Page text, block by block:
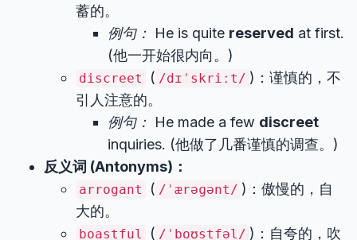
蓄的。
例句： He is quite reserved at first.
(他一开始很内向。)
discreet ( /dɪˈskriːt/ )：谨慎的，不
引人注意的。
例句： He made a few discreet
inquiries. (他做了几番谨慎的调查。)
反义词 (Antonyms)：
arrogant ( /ˈærəɡənt/ )：傲慢的，自
大的。
boastful ( /ˈboʊstfəl/ )：自夸的，吹